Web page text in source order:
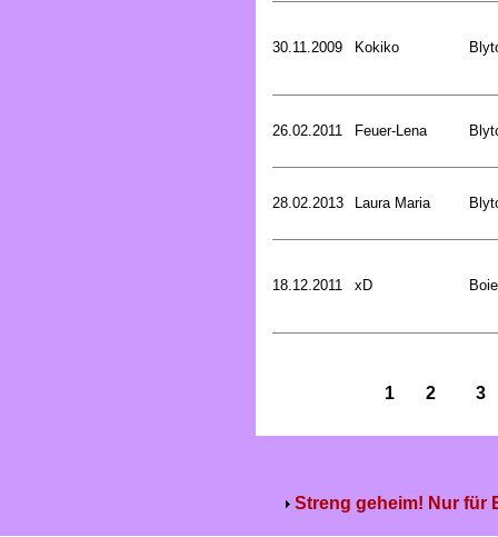
30.11.2009 Kokiko
26.02.2011 Feuer-Lena
28.02.2013 Laura Maria
18.12.2011 xD
1 2 3
Streng geheim! Nur für